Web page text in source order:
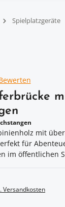
Spielplatzgeräte
von 0
mit
für
im öffentlichen
Versandkosten